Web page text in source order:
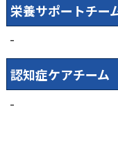
栄養サポートチー
-
認知症ケアチーム
-